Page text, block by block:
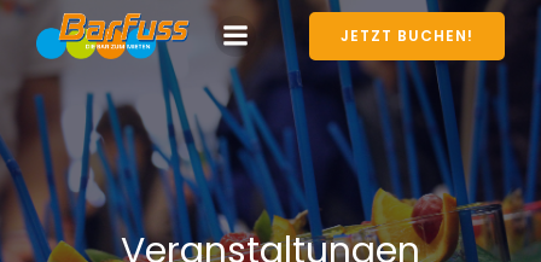
JETZT BUCHEN!
Veranstaltungen